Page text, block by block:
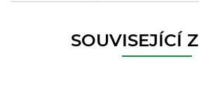
SOUVISEJÍCÍ